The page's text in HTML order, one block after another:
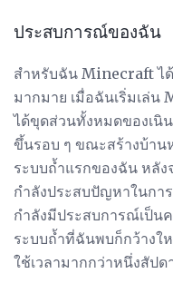
ประสบการณ์ของฉัน
สำหรับฉัน Minecraft ไ
มากมาย เมื่อฉันเริ่มเล่
ได้ขุดส่วนทั้งหมดของเนิ
ขึ้นรอบ ๆ ขณะสร้างบ้าน
ระบบถ้ำแรกของฉัน หลั
กำลังประสบปัญหาในกา
กำลังมีประสบการณ์เป็น
ระบบถ้ำที่ฉันพบก็กว้างใ
ใช้เวลามากกว่าหนึ่งสัป